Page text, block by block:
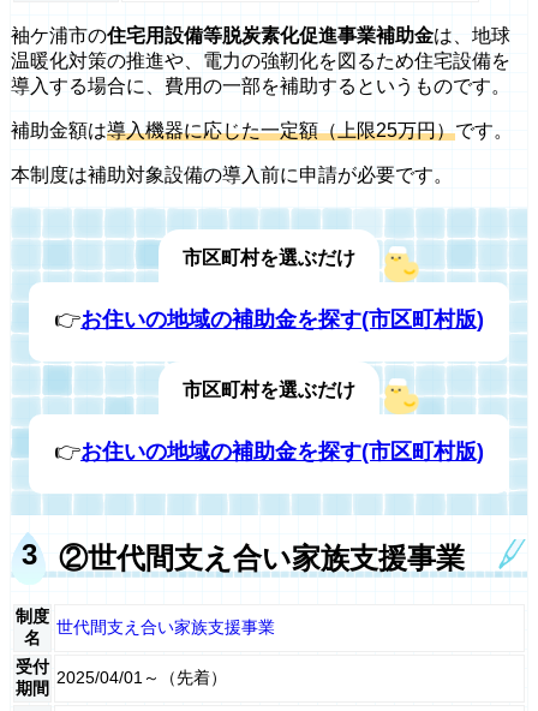
袖ケ浦市の住宅用設備等脱炭素化促進事業補助金は、地球
温暖化対策の推進や、電力の強靭化を図るため住宅設備を
導入する場合に、費用の一部を補助するというものです。
補助金額は導入機器に応じた一定額（上限25万円）です。
本制度は補助対象設備の導入前に申請が必要です。
市区町村を選ぶだけ
👉お住いの地域の補助金を探す(市区町村版)
市区町村を選ぶだけ
👉お住いの地域の補助金を探す(市区町村版)
②世代間支え合い家族支援事業
制度
名
世代間支え合い家族支援事業
受付
期間
2025/04/01～（先着）